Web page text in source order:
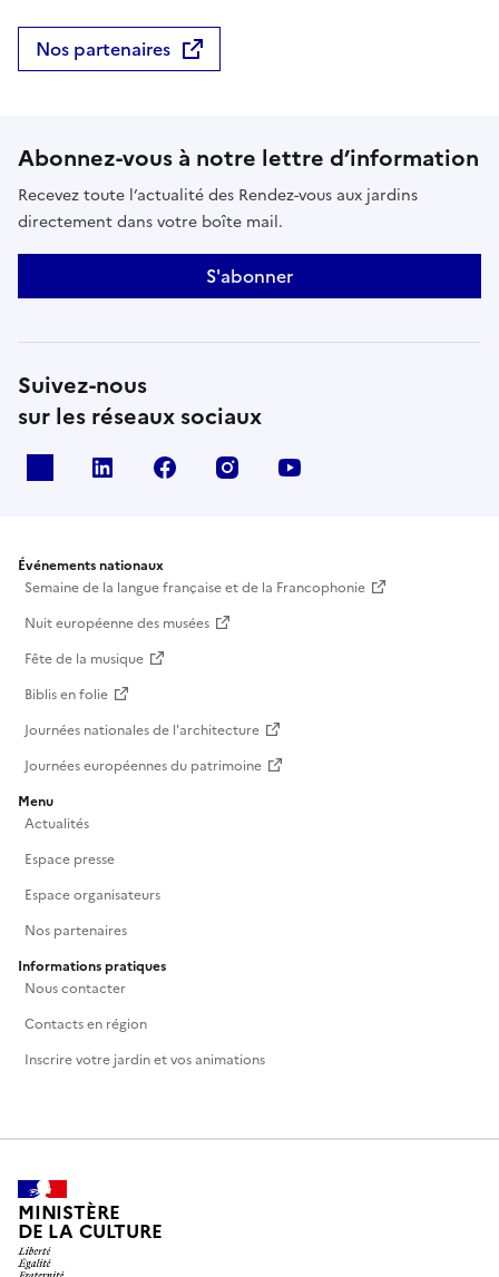
Nos partenaires
Abonnez-vous à notre lettre d’information
Recevez toute l’actualité des Rendez-vous aux jardins
directement dans votre boîte mail.
S'abonner
Suivez-nous
sur les réseaux sociaux
Linkedin Facebook Instagram
Événements nationaux
Semaine de la langue française et de la Francophonie
Nuit européenne des musées
Fête de la musique
Biblis en folie
Journées nationales de l'architecture
Journées européennes du patrimoine
Menu
Actualités
Espace presse
Espace organisateurs
Nos partenaires
Informations pratiques
Nous contacter
Contacts en région
Inscrire votre jardin et vos animations
MINISTÈRE
DE LA CULTURE